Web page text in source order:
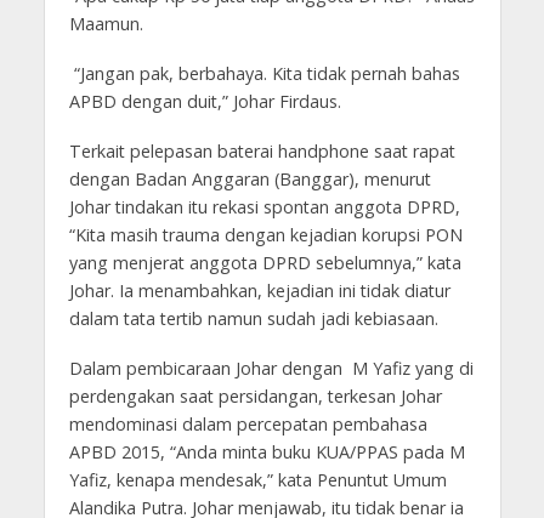
Maamun.
“Jangan pak, berbahaya. Kita tidak pernah bahas
APBD dengan duit,” Johar Firdaus.
Terkait pelepasan baterai handphone saat rapat
dengan Badan Anggaran (Banggar), menurut
Johar tindakan itu rekasi spontan anggota DPRD,
“Kita masih trauma dengan kejadian korupsi PON
yang menjerat anggota DPRD sebelumnya,” kata
Johar. Ia menambahkan, kejadian ini tidak diatur
dalam tata tertib namun sudah jadi kebiasaan.
Dalam pembicaraan Johar dengan M Yafiz yang di
perdengakan saat persidangan, terkesan Johar
mendominasi dalam percepatan pembahasa
APBD 2015, “Anda minta buku KUA/PPAS pada M
Yafiz, kenapa mendesak,” kata Penuntut Umum
Alandika Putra. Johar menjawab, itu tidak benar ia